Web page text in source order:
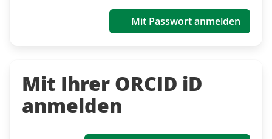
Mit Passwort anmelden
Mit Ihrer ORCID iD
anmelden